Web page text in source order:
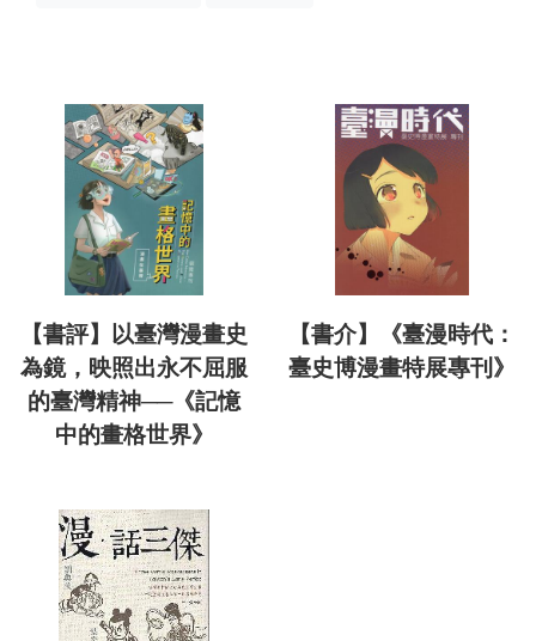
【書評】以臺灣漫畫史
為鏡，映照出永不屈服
的臺灣精神──《記憶
中的畫格世界》
【書介】《臺漫時代：
臺史博漫畫特展專刊》